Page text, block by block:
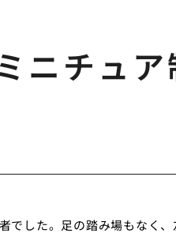
ニチュ
でした。足の踏み場もなく